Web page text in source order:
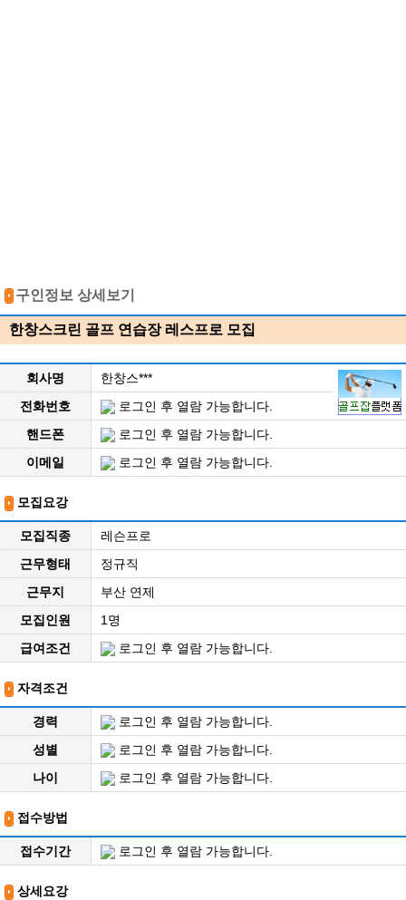
구인정보 상세보기
한창스크린 골프 연습장 레스프로 모집
회사명
한창스***
전화번호
로그인 후 열람 가능합니다.
핸드폰
로그인 후 열람 가능합니다.
이메일
로그인 후 열람 가능합니다.
모집요강
모집직종
레슨프로
근무형태
정규직
근무지
부산 연제
모집인원
1명
급여조건
로그인 후 열람 가능합니다.
자격조건
경력
로그인 후 열람 가능합니다.
성별
로그인 후 열람 가능합니다.
나이
로그인 후 열람 가능합니다.
접수방법
접수기간 로그인 후 열람 가능합니다.
상세요강